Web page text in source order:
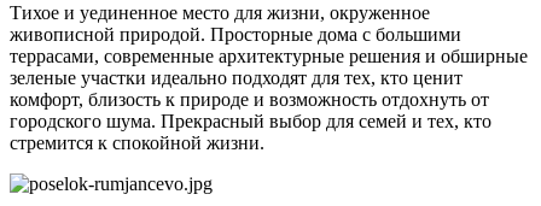
Тихое и уединенное место для жизни, окруженное
живописной природой. Просторные дома с большими
террасами, современные архитектурные решения и обширные
зеленые участки идеально подходят для тех, кто ценит
комфорт, близость к природе и возможность отдохнуть от
городского шума. Прекрасный выбор для семей и тех, кто
стремится к спокойной жизни.